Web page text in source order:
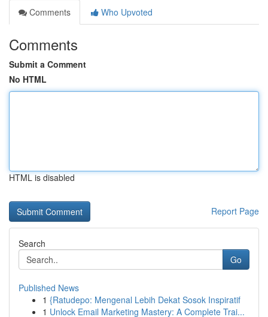
Comments
Who Upvoted
Comments
Submit a Comment
No HTML
HTML is disabled
Report Page
Search
Go
Published News
1 {Ratudepo: Mengenal Lebih Dekat Sosok Inspiratif
1 Unlock Email Marketing Mastery: A Complete Trai...